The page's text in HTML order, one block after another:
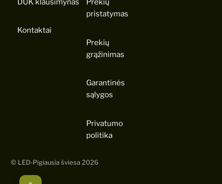
Kontaktai
Prekių
pristatymas
Prekių
grąžinimas
Garantinės
sąlygos
Privatumo
politika
© LED-Pigiausia šviesa 2026